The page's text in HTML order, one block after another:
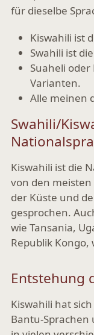
für dieselbe
Kiswahili ist
Swahili ist
Suaheli oder
Varianten.
Alle meinen
Swahili/
Kiswahili ist die
von den
der Küste und
gesprochen.
wie Tansania,
Republik Kongo,
Entstehung
Kiswahili hat
Bantu-Sprachen